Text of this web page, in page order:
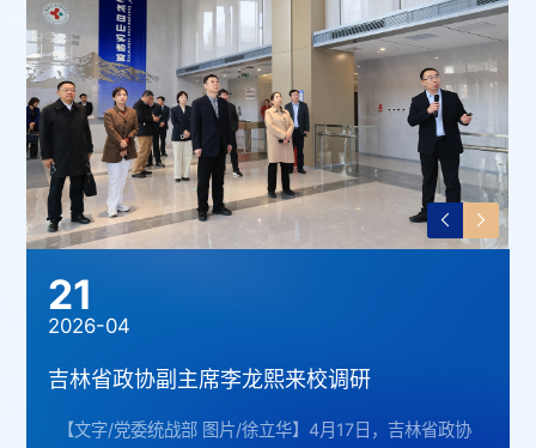
21
2026-04
吉林省政协副主席李龙熙来校调研
【文字/党委统战部 图片/徐立华】4月17日，吉林省政协